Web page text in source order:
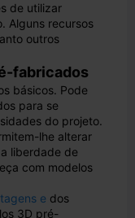
de utilizar
Alguns recursos
outros
fabricados
básicos. Pode
para se
do projeto.
lhe alterar
liberdade de
com modelos
e dos
3D pré-